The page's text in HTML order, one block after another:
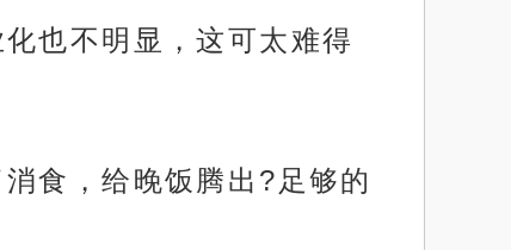
也不明显，这可太难得
食，给晚饭腾出?足够的